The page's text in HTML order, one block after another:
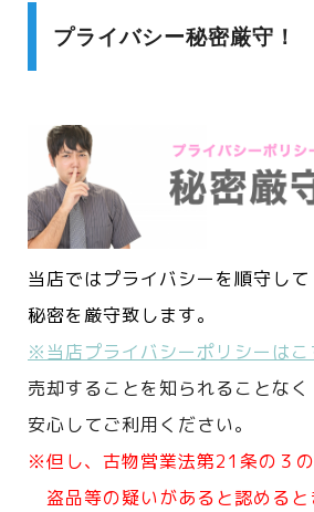
プライバシー秘密厳守！
当店ではプライバシーを順守して
秘密を厳守致します。
※当店プライバシーポリシーはこ
売却することを知られることなく
安心してご利用ください。
※但し、古物営業法第21条の３
盗品等の疑いがあると認めると